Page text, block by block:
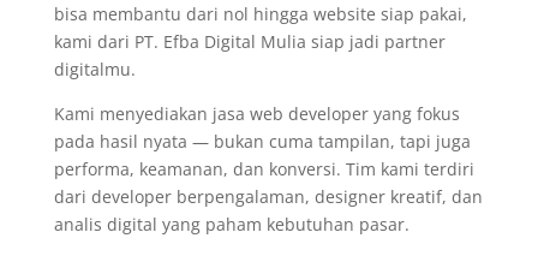
bisa membantu dari nol hingga website siap pakai,
kami dari PT. Efba Digital Mulia siap jadi partner
digitalmu.
Kami menyediakan jasa web developer yang fokus
pada hasil nyata — bukan cuma tampilan, tapi juga
performa, keamanan, dan konversi. Tim kami terdiri
dari developer berpengalaman, designer kreatif, dan
analis digital yang paham kebutuhan pasar.